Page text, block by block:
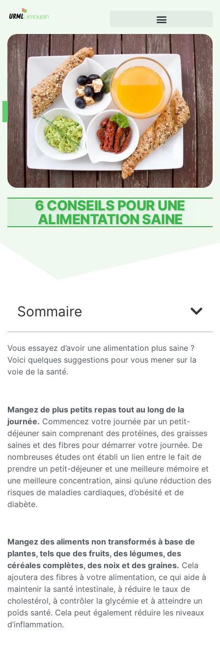
6 CONSEILS POUR UNE
ALIMENTATION SAINE
Sommaire
Vous essayez d’avoir une alimentation plus saine ?
Voici quelques suggestions pour vous mener sur la
voie de la santé.
Mangez de plus petits repas tout au long de la
journée. Commencez votre journée par un petit-
déjeuner sain comprenant des protéines, des graisses
saines et des fibres pour démarrer votre journée. De
nombreuses études ont établi un lien entre le fait de
prendre un petit-déjeuner et une meilleure mémoire et
une meilleure concentration, ainsi qu’une réduction des
risques de maladies cardiaques, d’obésité et de
diabète.
Mangez des aliments non transformés à base de
plantes, tels que des fruits, des légumes, des
céréales complètes, des noix et des graines. Cela
ajoutera des fibres à votre alimentation, ce qui aide à
maintenir la santé intestinale, à réduire le taux de
cholestérol, à contrôler la glycémie et à atteindre un
poids santé. Cela peut également réduire les niveaux
d’inflammation.